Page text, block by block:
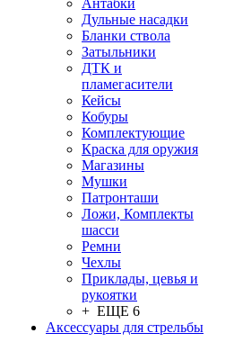
Антабки
Дульные насадки
Бланки ствола
Затыльники
ДТК и
пламегасители
Кейсы
Кобуры
Комплектующие
Краска для оружия
Магазины
Мушки
Патронташи
Ложи, Комплекты
шасси
Ремни
Чехлы
Приклады, цевья и
рукоятки
+ ЕЩЕ 6
Аксессуары для стрельбы